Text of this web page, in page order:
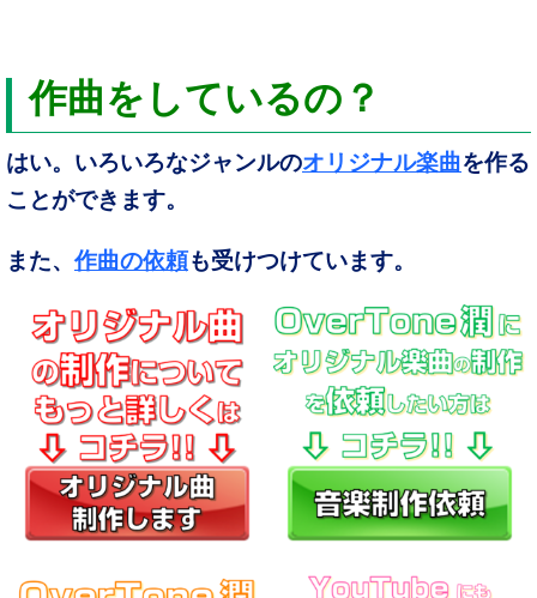
作曲をしているの？
はい。いろいろなジャンルのオリジナル楽曲を作る
ことができます。
また、作曲の依頼も受けつけています。